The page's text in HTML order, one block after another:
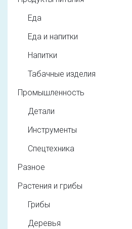
Еда
Еда и напитки
Напитки
Табачные изделия
Промышленность
Детали
Инструменты
Спецтехника
Разное
Растения и грибы
Грибы
Деревья